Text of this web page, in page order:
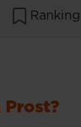
Ranking
Prost?